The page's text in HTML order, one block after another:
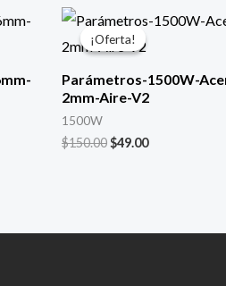
¡Oferta!
¡Oferta!
Parámetros-1500W-
2mm-Aire-V2
1500W
$150.00
precio
original
$150.00.
$49.00
El
precio
$49.00.